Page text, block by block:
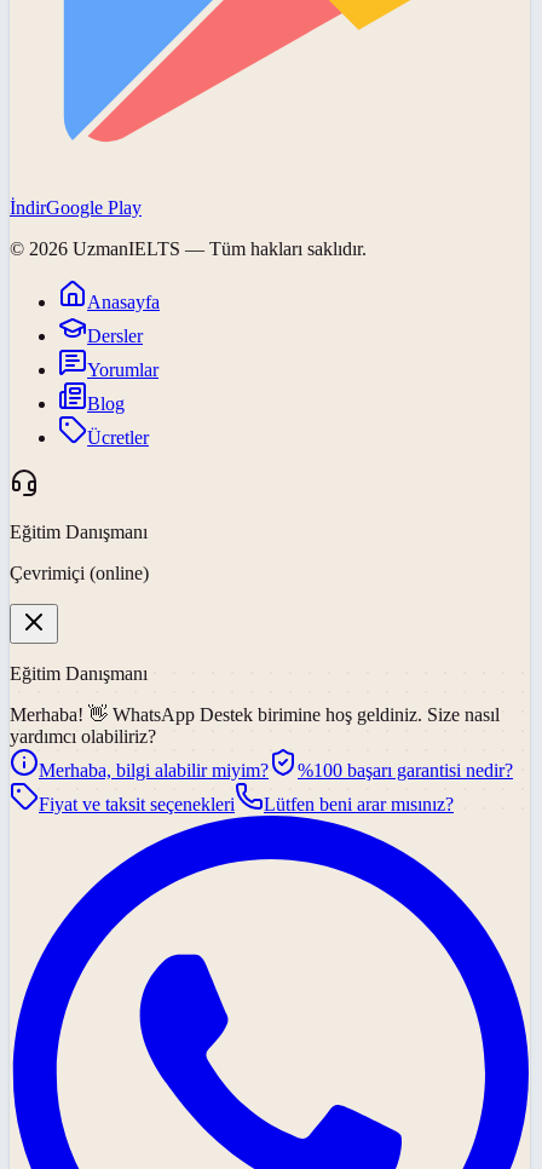
İndirGoogle Play
© 2026 UzmanIELTS — Tüm hakları saklıdır.
Anasayfa
Dersler
Yorumlar
Blog
Ücretler
Eğitim Danışmanı
Çevrimiçi (online)
Eğitim Danışmanı
Merhaba! 👋 WhatsApp Destek birimine hoş geldiniz. Size nasıl
yardımcı olabiliriz?
Merhaba, bilgi alabilir miyim?
%100 başarı garantisi nedir?
Fiyat ve taksit seçenekleri
Lütfen beni arar mısınız?